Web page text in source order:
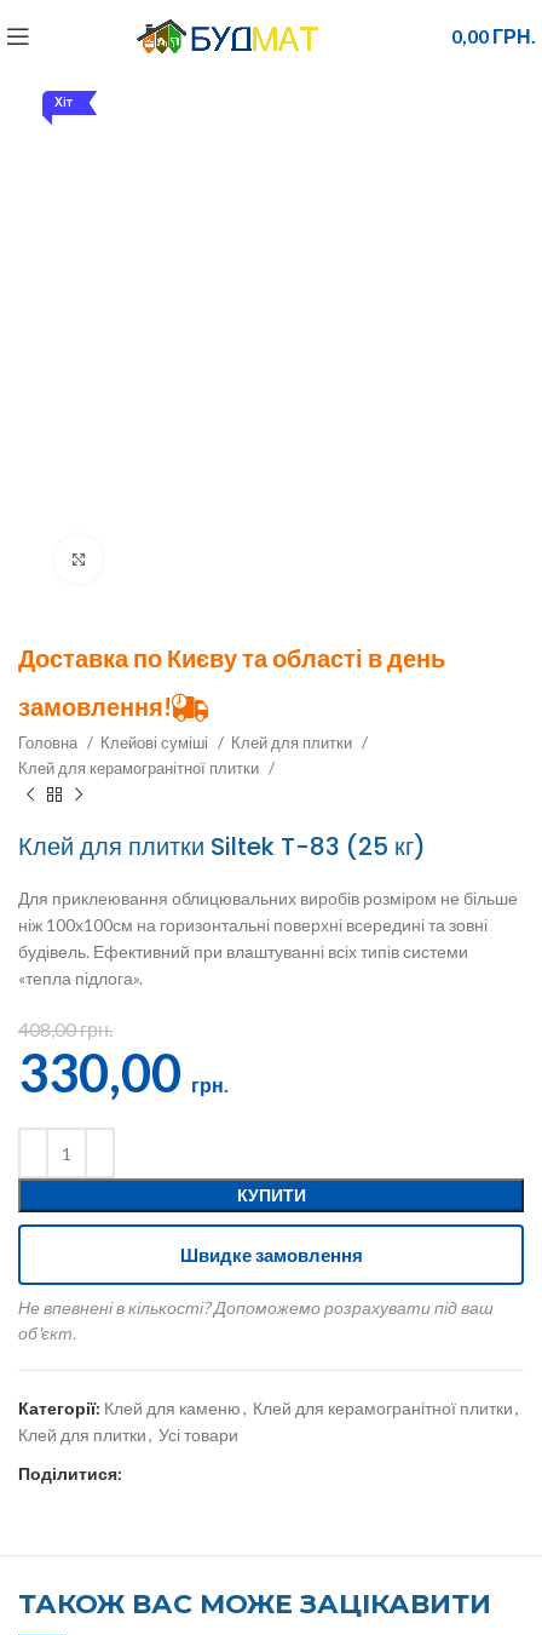
0,00 ГРН.
Хіт
Доставка по Києву та області в день
замовлення!
Головна Клейові суміші
Клей для плитки
Клей для керамогранітної плитки
Клей для плитки Siltek T-83 (25 кг)
Для приклеювання облицювальних виробів розміром не більше
ніж 100х100см на горизонтальні поверхні всередині та зовні
будівель. Ефективний при влаштуванні всіх типів системи
«тепла підлога».
408,00грн.
330,00 грн.
КУПИТИ
Швидке замовлення
Не впевнені в кількості? Допоможемо розрахувати під ваш
об'єкт.
Категорії: Клей для каменю, Клей для керамогранітної плитки,
Клей для плитки, Усі товари
Поділитися:
ТАКОЖ ВАС МОЖЕ ЗАЦІКАВИТИ